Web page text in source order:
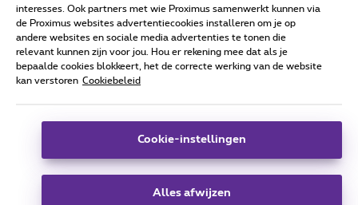
Alle rechten voorbehouden. © Proximus
Algemene voorwaarden, consumenteninfo
Deze website is gecreëerd en wordt beheerd conform het
Koning Albert II-laan 27 - B-1030 Brussel.
interesses. Ook partners met wie Proximus samenwerkt kunnen via
de Proximus websites advertentiecookies installeren om je op
andere websites en sociale media advertenties te tonen die
relevant kunnen zijn voor jou. Hou er rekening mee dat als je
bepaalde cookies blokkeert, het de correcte werking van de website
kan verstoren Cookiebeleid
Cookie-instellingen
Alles afwijzen